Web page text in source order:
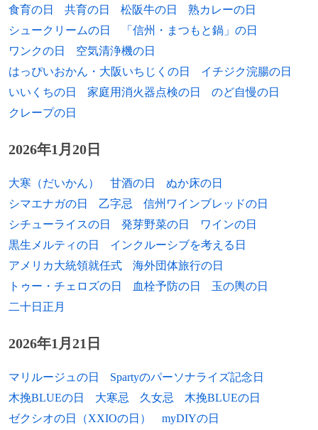
1942年 マイケル・クロフォード、歌手、俳優
1942年 パウル＝エーリク・ルモ、政治家
1943年 ジャニス・ジョプリン、歌手（+ 1970年）
1943年 安田春雄、プロゴルファー
佐高信、経済評論家
1946年 マツシマススム、写真家
1946年 ドリー・パートン、歌手
1946年 ジュリアン・バーンズ、小説家
し）
1947年 三木千壽、工学者、大学教授
食育の日
共育の日 松阪牛の日
熟カレーの日
シュークリームの日
「信州・まつもと鍋」の日
ワンクの日
空気清浄機の日
はっぴいおかん・大阪いちじくの日
イチジク浣腸の日
いいくちの日
家庭用消火器点検の日
のど自慢の日
クレープの日
2026年1月20日
大寒（だいかん） 甘酒の日
ぬか床の日
シマエナガの日
乙字忌
信州ワインブレッドの日
シチューライスの日
発芽野菜の日
ワインの日
黒生メルティの日
インクルーシブを考える日
アメリカ大統領就任式
海外団体旅行の日
トゥー・チェロズの日
血栓予防の日
玉の輿の日
二十日正月
2026年1月21日
マリルージュの日
Spartyのパーソナライズ記念日
木挽BLUEの日
大寒忌 久女忌
木挽BLUEの日
ゼクシオの日（XXIOの日）
myDIYの日